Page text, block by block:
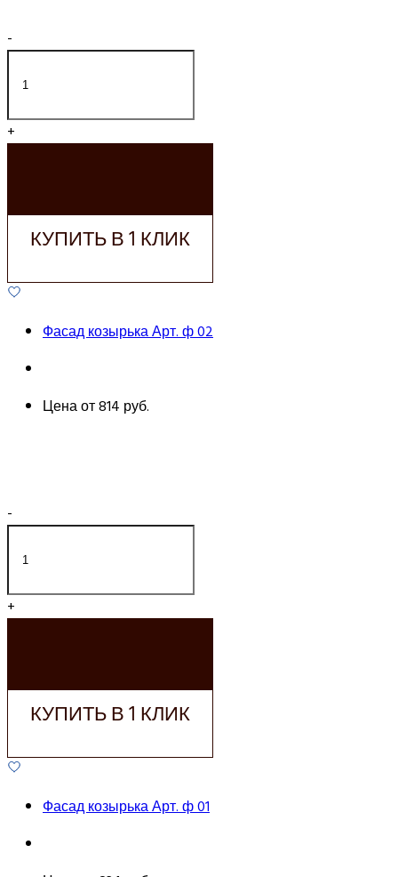
-
+
КУПИТЬ В 1 КЛИК
Фасад козырька Арт. ф 02
Цена от814 руб.
-
+
КУПИТЬ В 1 КЛИК
Фасад козырька Арт. ф 01